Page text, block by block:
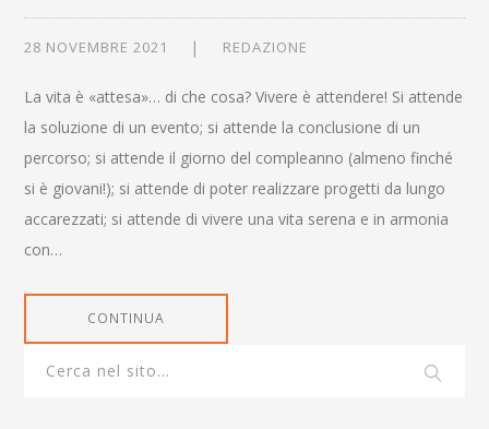
28 NOVEMBRE 2021 REDAZIONE
La vita è «attesa»… di che cosa? Vivere è attendere! Si attende
la soluzione di un evento; si attende la conclusione di un
percorso; si attende il giorno del compleanno (almeno finché
si è giovani!); si attende di poter realizzare progetti da lungo
accarezzati; si attende di vivere una vita serena e in armonia
con…
CONTINUA